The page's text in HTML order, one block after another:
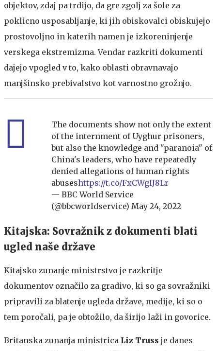
objektov, zdaj pa trdijo, da gre zgolj za šole za
poklicno usposabljanje, ki jih obiskovalci obiskujejo
prostovoljno in katerih namen je izkoreninjenje
verskega ekstremizma. Vendar razkriti dokumenti
dajejo vpogled v to, kako oblasti obravnavajo
manjšinsko prebivalstvo kot varnostno grožnjo.
The documents show not only the extent
of the internment of Uyghur prisoners,
but also the knowledge and "paranoia" of
China's leaders, who have repeatedly
denied allegations of human rights
abuseshttps://t.co/FxCWgIJ8Lr
— BBC World Service
(@bbcworldservice) May 24, 2022
Kitajska: Sovražnik z dokumenti blati
ugled naše države
Kitajsko zunanje ministrstvo je razkritje
dokumentov označilo za gradivo, ki so ga sovražniki
pripravili za blatenje ugleda države, medije, ki so o
tem poročali, pa je obtožilo, da širijo laži in govorice.
Britanska zunanja ministrica Liz Truss je danes